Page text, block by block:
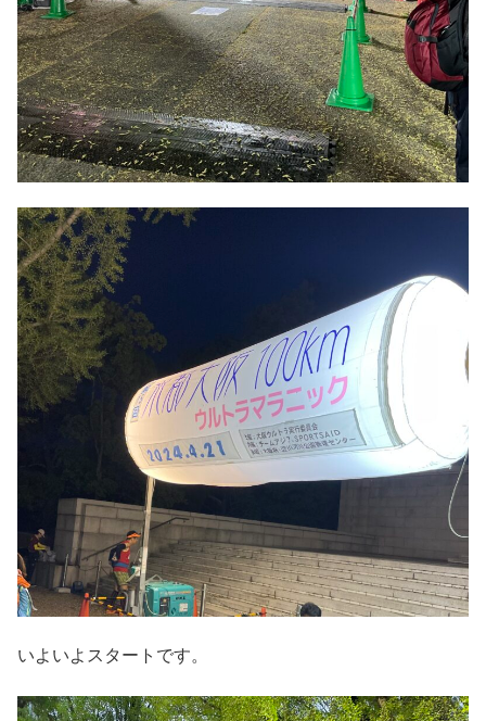
いよいよスタートです。